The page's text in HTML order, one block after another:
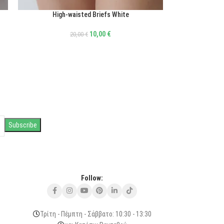
High-waisted Briefs White
20,00€ 10,00 €
Follow:
Τρίτη - Πέμπτη - Σάββατο: 10:30 - 13:30